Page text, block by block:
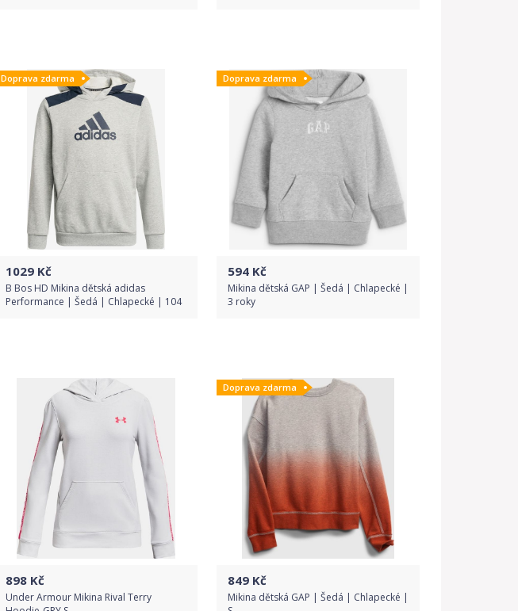
Detail produktu Detail produktu
Doprava zdarma
1029 Kč
B Bos HD Mikina dětská adidas
Performance | Šedá | Chlapecké | 104
Detail produktu
Doprava zdarma
594 Kč
Mikina dětská GAP | Šedá | Chlapecké |
3 roky
Detail produktu
898 Kč
Under Armour Mikina Rival Terry
Doprava zdarma
849 Kč
Mikina dětská GAP | Šedá | Chlapecké |